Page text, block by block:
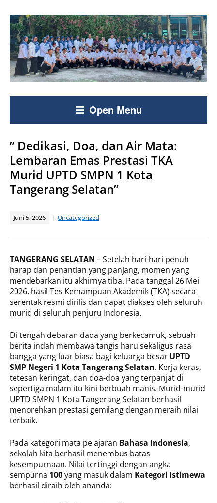
Open Menu
” Dedikasi, Doa, dan Air Mata:
Lembaran Emas Prestasi TKA
Murid UPTD SMPN 1 Kota
Tangerang Selatan”
Juni 5, 2026 Uncategorized
TANGERANG SELATAN – Setelah hari-hari penuh
harap dan penantian yang panjang, momen yang
mendebarkan itu akhirnya tiba. Pada tanggal 26 Mei
2026, hasil Tes Kemampuan Akademik (TKA) secara
serentak resmi dirilis dan dapat diakses oleh seluruh
murid di seluruh penjuru Indonesia.
Di tengah debaran dada yang berkecamuk, sebuah
berita indah membawa tangis haru sekaligus rasa
bangga yang luar biasa bagi keluarga besar UPTD
SMP Negeri 1 Kota Tangerang Selatan. Kerja keras,
tetesan keringat, dan doa-doa yang terpanjat di
sepertiga malam itu kini berbuah manis. Murid-murid
UPTD SMPN 1 Kota Tangerang Selatan berhasil
menorehkan prestasi gemilang dengan meraih nilai
terbaik.
Pada kategori mata pelajaran Bahasa Indonesia,
sekolah kita berhasil menembus batas
kesempurnaan. Nilai tertinggi dengan angka
sempurna 100yang masuk dalam Kategori Istimewa
berhasil diraih oleh ananda: